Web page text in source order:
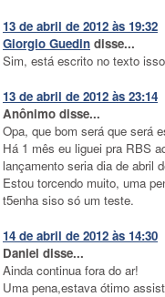
13 de abril de 2012 às 19:32
Giorgio Guedin disse...
Sim, está escrito no texto
13 de abril de 2012 às 23:14
Anônimo disse...
Opa, que bom será que será
Há 1 mês eu liguei pra RBS
lançamento seria dia de abril
Estou torcendo muito, uma
t5enha siso só um teste.
14 de abril de 2012 às 14:30
Daniel disse...
Ainda continua fora do ar!
Uma pena,estava ótimo